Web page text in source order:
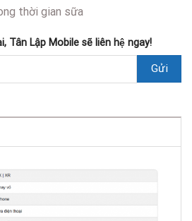
thời gian sữa
Tân Lập Mobile sẽ liên hệ ngay!